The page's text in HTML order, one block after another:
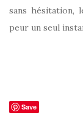
sans
peur un seul
Save